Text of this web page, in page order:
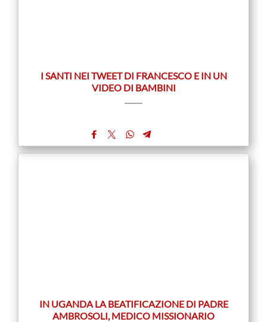
I SANTI NEI TWEET DI FRANCESCO E IN UN
VIDEO DI BAMBINI
IN UGANDA LA BEATIFICAZIONE DI PADRE
AMBROSOLI, MEDICO MISSIONARIO